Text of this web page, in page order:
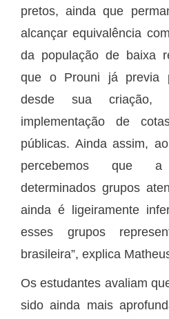
pretos, ainda que
alcançar equivalência
da população de baixa
que o Prouni já previa
desde sua criação,
implementação de
públicas. Ainda assim,
percebemos que
determinados grupos
ainda é ligeiramente
esses grupos
brasileira”, explica
Os estudantes avaliam
sido ainda mais